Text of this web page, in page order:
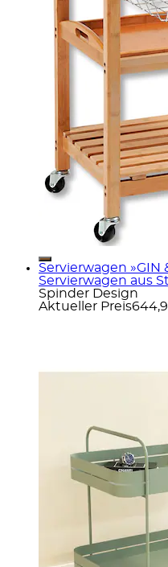
Servierwagen »GIN
Servierwagen aus
Spinder Design
Aktueller Preis